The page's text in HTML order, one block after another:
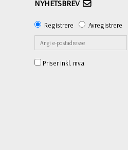
NYHETSBREV
Registrere Avregistrere
Priser inkl. mva